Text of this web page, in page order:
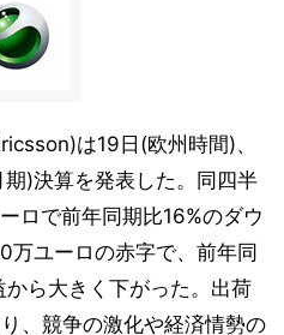
は19日(欧州時間)、
)決算を発表した。同四半
ロで前年同期比16%のダウ
万ユーロの赤字で、前年同
ら大きく下がった。出荷
、競争の激化や経済情勢の